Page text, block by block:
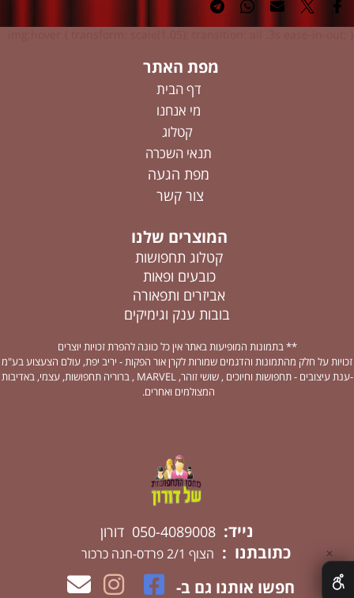
מפת האתר
דף הבית
מי אנחנו
קטלוג
תנאי השכרה
מפת הגעה
צור קשר
המוצרים שלנו
קטלוג תחפושות
כובעים ופאות
אביזרים ותפאורה
בובות ענק וגימיקים
** בתמונות המופיעות באתר אין כל כוונה להפרת זכויות יוצרים
זכויות על חלק מהתמונות והדגמים שמורות לקרן אור הפקות - יריב יפת, עולם הצעצוע בע"מ
-ענת עיצובים - תחפושות וחיוכים , שושי זוהר, MARVEL , ברוריה תחפושות, עצמי, באדיבות
המצולמים ואחרים.
נייד: 050-4089008 דורון
כתובתנו : הצוף 2/1 פרדס-חנה כרכור
חפשו אותנו גם ב-
✕